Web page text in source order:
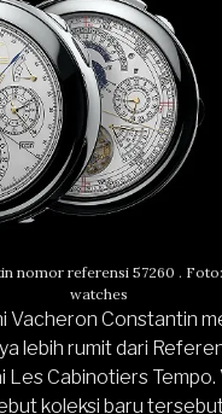
nomor referensi 57260 .
watches
Vacheron Constantin
lebih rumit dari
Les Cabinotiers
koleksi baru